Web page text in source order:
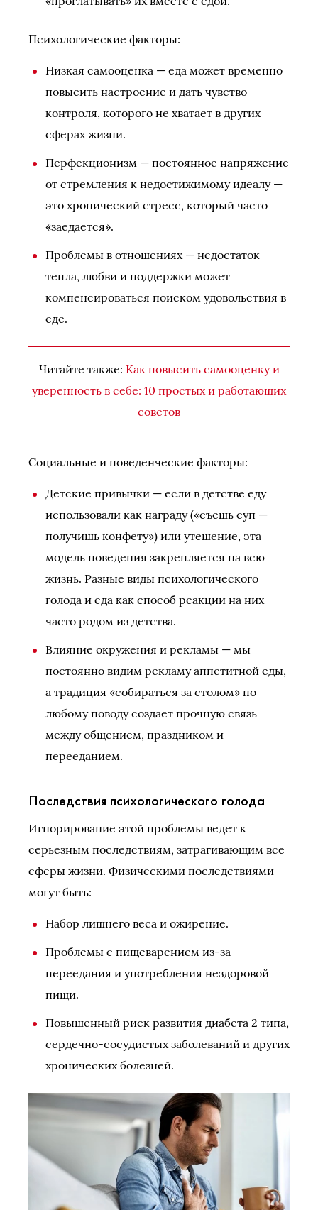
Психологические факторы:
Низкая самооценка — еда может временно
повысить настроение и дать чувство
контроля, которого не хватает в других
сферах жизни.
Перфекционизм — постоянное напряжение
от стремления к недостижимому идеалу —
это хронический стресс, который часто
«заедается».
Проблемы в отношениях — недостаток
тепла, любви и поддержки может
компенсироваться поиском удовольствия в
еде.
Читайте также: Как повысить самооценку и
уверенность в себе: 10 простых и работающих
советов
Социальные и поведенческие факторы:
Детские привычки — если в детстве еду
использовали как награду («съешь суп —
получишь конфету») или утешение, эта
модель поведения закрепляется на всю
жизнь. Разные виды психологического
голода и еда как способ реакции на них
часто родом из детства.
Влияние окружения и рекламы — мы
постоянно видим рекламу аппетитной еды,
а традиция «собираться за столом» по
любому поводу создает прочную связь
между общением, праздником и
перееданием.
Последствия психологического голода
Игнорирование этой проблемы ведет к
серьезным последствиям, затрагивающим все
сферы жизни. Физическими последствиями
могут быть:
Набор лишнего веса и ожирение.
Проблемы с пищеварением из-за
переедания и употребления нездоровой
пищи.
Повышенный риск развития диабета 2 типа,
сердечно-сосудистых заболеваний и других
хронических болезней.